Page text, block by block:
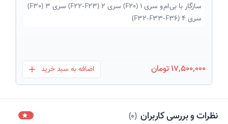
سازگار با
بی ام و سری 1 (F20) سری 2 (F22-F23) سری 3 (F30)
سری 4 (F32-F33-F36)
17,500,000 تومان بعلاوه
اضافه به سبد خرید
نظرات و بررسی کاربران (
0
)